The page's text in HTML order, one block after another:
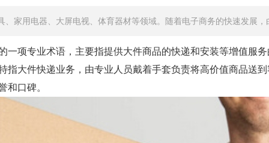
、家用电器、大屏电视、体育器材等领域。随着电子商务的快速发展
一项专业术语，主要指提供大件商品的快递和安装等增值服
指大件快递业务，由专业人员戴着手套负责将高价值商品送
和口碑。